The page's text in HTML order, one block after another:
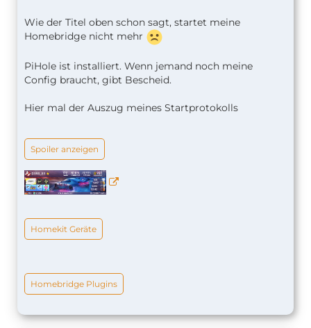
Wie der Titel oben schon sagt, startet meine
Homebridge nicht mehr
PiHole ist installiert. Wenn jemand noch meine
Config braucht, gibt Bescheid.
Hier mal der Auszug meines Startprotokolls
Spoiler anzeigen
Homekit Geräte
Homebridge Plugins